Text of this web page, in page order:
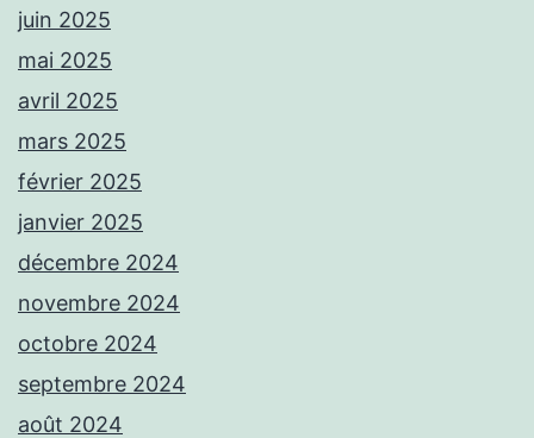
juin 2025
mai 2025
avril 2025
mars 2025
février 2025
janvier 2025
décembre 2024
novembre 2024
octobre 2024
septembre 2024
août 2024